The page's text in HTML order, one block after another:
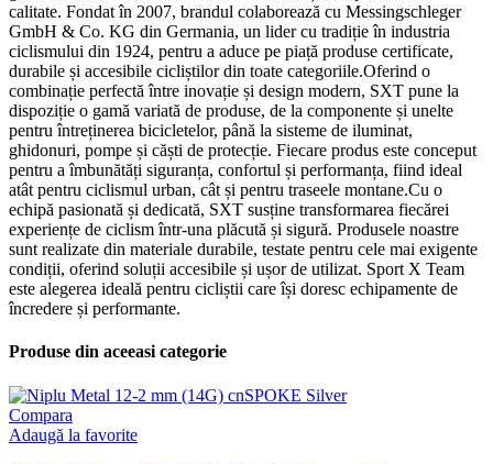
calitate. Fondat în 2007, brandul colaborează cu Messingschleger
GmbH & Co. KG din Germania, un lider cu tradiție în industria
ciclismului din 1924, pentru a aduce pe piață produse certificate,
durabile și accesibile cicliștilor din toate categoriile.Oferind o
combinație perfectă între inovație și design modern, SXT pune la
dispoziție o gamă variată de produse, de la componente și unelte
pentru întreținerea bicicletelor, până la sisteme de iluminat,
ghidonuri, pompe și căști de protecție. Fiecare produs este conceput
pentru a îmbunătăți siguranța, confortul și performanța, fiind ideal
atât pentru ciclismul urban, cât și pentru traseele montane.Cu o
echipă pasionată și dedicată, SXT susține transformarea fiecărei
experiențe de ciclism într-una plăcută și sigură. Produsele noastre
sunt realizate din materiale durabile, testate pentru cele mai exigente
condiții, oferind soluții accesibile și ușor de utilizat. Sport X Team
este alegerea ideală pentru cicliștii care își doresc echipamente de
încredere și performante.
Produse din aceeasi categorie
Compara
Adaugă la favorite